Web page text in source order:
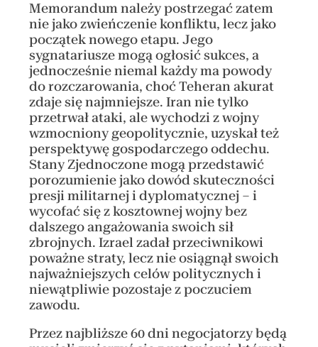
Memorandum należy postrzegać zatem
nie jako zwieńczenie konfliktu, lecz jako
początek nowego etapu. Jego
sygnatariusze mogą ogłosić sukces, a
jednocześnie niemal każdy ma powody
do rozczarowania, choć Teheran akurat
zdaje się najmniejsze. Iran nie tylko
przetrwał ataki, ale wychodzi z wojny
wzmocniony geopolitycznie, uzyskał też
perspektywę gospodarczego oddechu.
Stany Zjednoczone mogą przedstawić
porozumienie jako dowód skuteczności
presji militarnej i dyplomatycznej – i
wycofać się z kosztownej wojny bez
dalszego angażowania swoich sił
zbrojnych. Izrael zadał przeciwnikowi
poważne straty, lecz nie osiągnął swoich
najważniejszych celów politycznych i
niewątpliwie pozostaje z poczuciem
zawodu.
Przez najbliższe 60 dni negocjatorzy będą